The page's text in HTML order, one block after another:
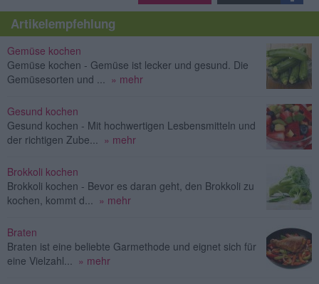
Artikelempfehlung
Gemüse kochen
Gemüse kochen - Gemüse ist lecker und gesund. Die
Gemüsesorten und ...
» mehr
Gesund kochen
Gesund kochen - Mit hochwertigen Lesbensmitteln und
der richtigen Zube...
» mehr
Brokkoli kochen
Brokkoli kochen - Bevor es daran geht, den Brokkoli zu
kochen, kommt d...
» mehr
Braten
Braten ist eine beliebte Garmethode und eignet sich für
eine Vielzahl...
» mehr